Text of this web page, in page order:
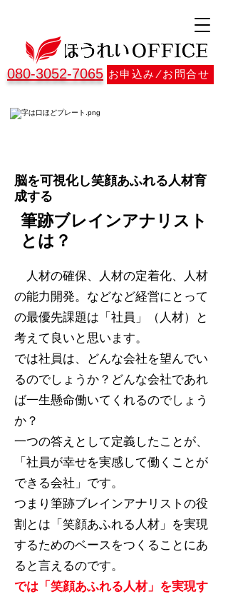
お申込み/お問合せ
080-3052-7065
脳を可視化し笑顔あふれる人材育
成する
筆跡ブレインアナリスト
とは？
人材の確保、人材の定着化、人材
の能力開発。などなど経営にとって
の最優先課題は「社員」（人材）と
考えて良いと思います。
では社員は、どんな会社を望んでい
るのでしょうか？どんな会社であれ
ば一生懸命働いてくれるのでしょう
か？
一つの答えとして定義したことが、
「社員が幸せを実感して働くことが
できる会社」です。
つまり筆跡ブレインアナリストの役
割とは「笑顔あふれる人材」を実現
するためのベースをつくることにあ
ると言えるのです。
では「笑顔あふれる人材」を実現す